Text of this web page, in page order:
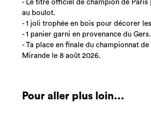
- Le titre officiel de champion de
au boulot.
- 1 joli trophée en bois pour décorer
- 1 panier garni en provenance du Gers.
- Ta place en finale du championnat de
Mirande le 8 août 2026.
Pour aller plus loin...